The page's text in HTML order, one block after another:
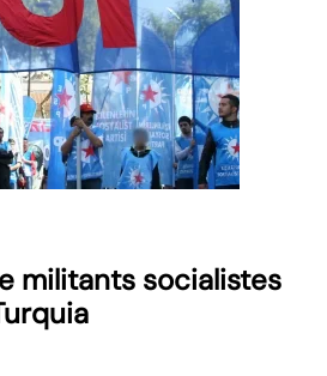
militants socialistes